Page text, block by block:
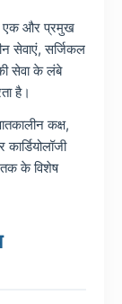
एक और प्रमुख
सेवाएं, सर्जिकल
सेवा के लंबे
है।
कक्ष,
तक के विशेष